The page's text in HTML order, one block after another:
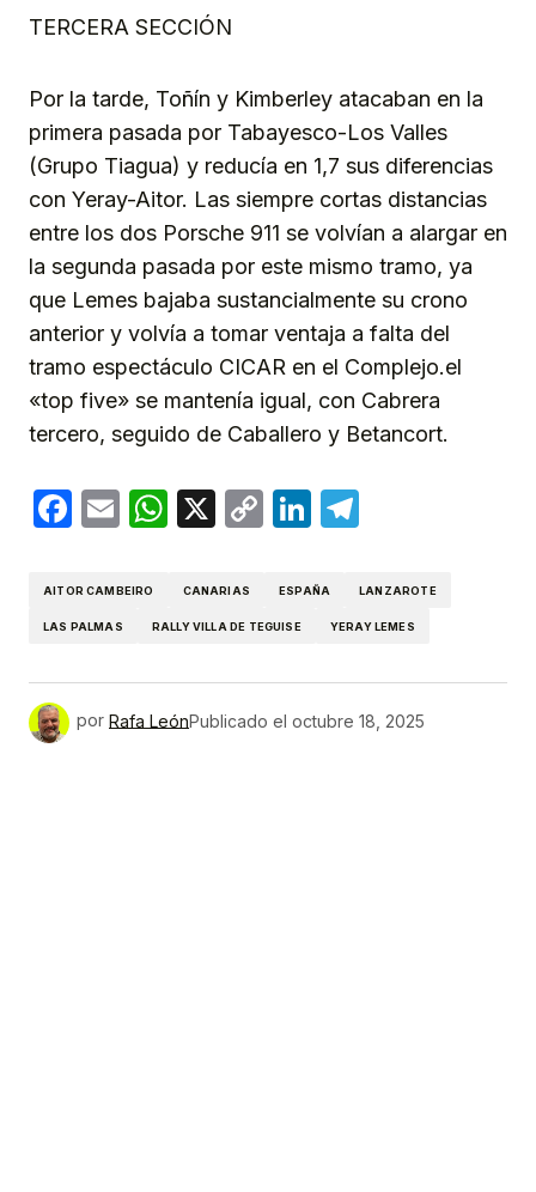
TERCERA SECCIÓN
Por la tarde, Toñín y Kimberley atacaban en la
primera pasada por Tabayesco-Los Valles
(Grupo Tiagua) y reducía en 1,7 sus diferencias
con Yeray-Aitor. Las siempre cortas distancias
entre los dos Porsche 911 se volvían a alargar en
la segunda pasada por este mismo tramo, ya
que Lemes bajaba sustancialmente su crono
anterior y volvía a tomar ventaja a falta del
tramo espectáculo CICAR en el Complejo.el
«top five» se mantenía igual, con Cabrera
tercero, seguido de Caballero y Betancort.
Facebook
EmailWhatsApp
X
CopyLinkedIn
AITOR CAMBEIRO CANARIAS ESPAÑA LANZAROTE
LAS PALMAS RALLY VILLA DE TEGUISE YERAY LEMES
por Rafa LeónPublicado el octubre 18, 2025